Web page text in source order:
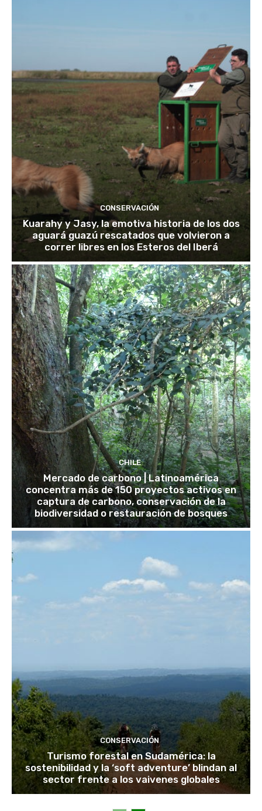
CONSERVACIÓN
Kuarahy y Jasy, la emotiva historia de los dos
aguará guazú rescatados que volvieron a
correr libres en los Esteros del Iberá
CHILE
Mercado de carbono | Latinoamérica
concentra más de 150 proyectos activos en
captura de carbono, conservación de la
biodiversidad o restauración de bosques
CONSERVACIÓN
Turismo forestal en Sudamérica: la
sostenibilidad y la ‘soft adventure’ blindan al
sector frente a los vaivenes globales